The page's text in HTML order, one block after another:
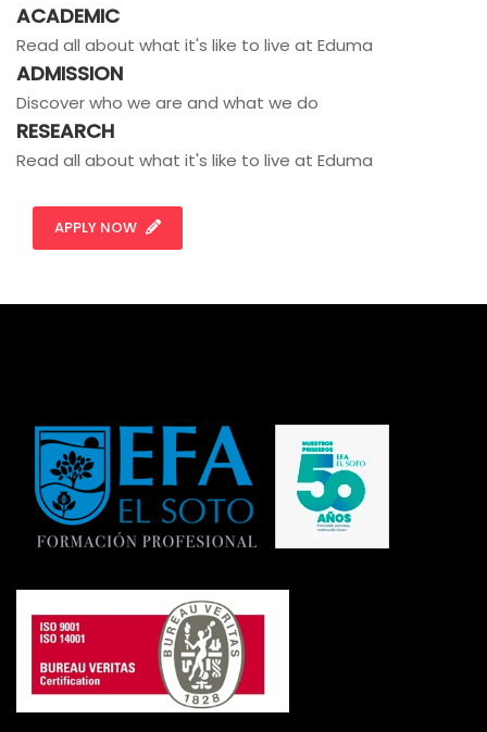
ACADEMIC
Read all about what it's like to live at Eduma
ADMISSION
Discover who we are and what we do
RESEARCH
Read all about what it's like to live at Eduma
APPLY NOW